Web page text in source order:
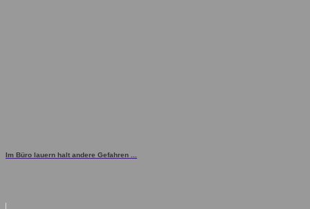
Im Büro lauern halt andere Gefahren ...